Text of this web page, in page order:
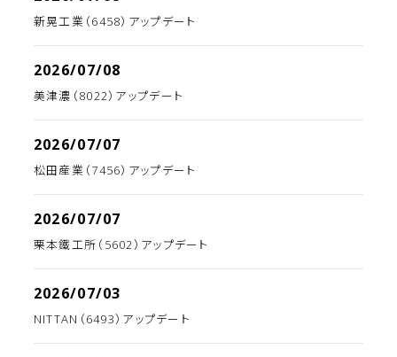
新晃工業（6458）アップデート
2026/07/08
美津濃（8022）アップデート
2026/07/07
松田産業（7456）アップデート
2026/07/07
栗本鐵工所（5602）アップデート
2026/07/03
NITTAN（6493）アップデート